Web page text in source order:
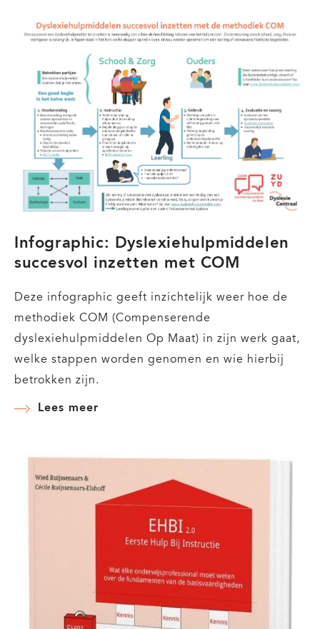
voor
Infographic: Dyslexiehulpmiddelen
succesvol inzetten met COM
Deze infographic geeft inzichtelijk weer hoe de
methodiek COM (Compenserende
dyslexiehulpmiddelen Op Maat) in zijn werk gaat,
welke stappen worden genomen en wie hierbij
betrokken zijn.
Lees meer
Dyslexiehulpmiddelen
succesvol